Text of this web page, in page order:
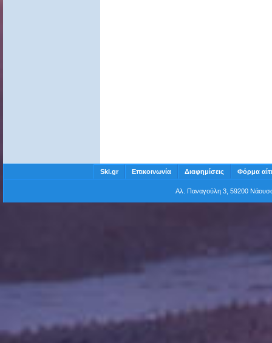
Ski.gr Επικοινωνία Διαφημίσεις Φόρμα
Αλ. Παναγούλη 3, 59200